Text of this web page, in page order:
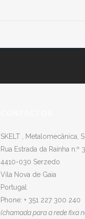
SKELT , Metalomecânica,
Rua Estrada da Raínha n.º
4410-030 Serzedo
Vila Nova de Gaia
Portugal
Phone: + 351 227 300 240
(chamada para a rede fixa